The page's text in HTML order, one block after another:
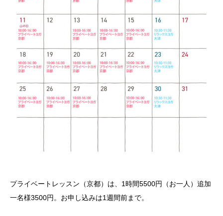
プライベートレッスン（京都）は、1時間5500円（お一人）追加
一名様3500円。お申し込みは1週間前まで。